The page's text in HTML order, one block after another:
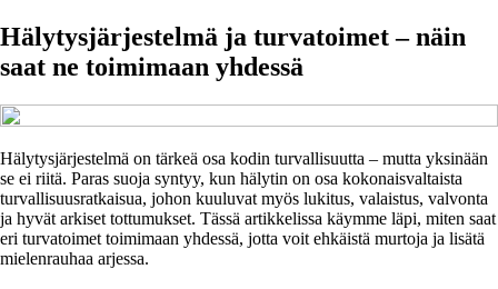
Hälytysjärjestelmä ja turvatoimet – näin
saat ne toimimaan yhdessä
Hälytysjärjestelmä on tärkeä osa kodin turvallisuutta – mutta yksinään
se ei riitä. Paras suoja syntyy, kun hälytin on osa kokonaisvaltaista
turvallisuusratkaisua, johon kuuluvat myös lukitus, valaistus, valvonta
ja hyvät arkiset tottumukset. Tässä artikkelissa käymme läpi, miten saat
eri turvatoimet toimimaan yhdessä, jotta voit ehkäistä murtoja ja lisätä
mielenrauhaa arjessa.